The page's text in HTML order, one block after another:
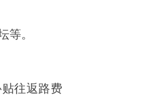
等。
往返路费